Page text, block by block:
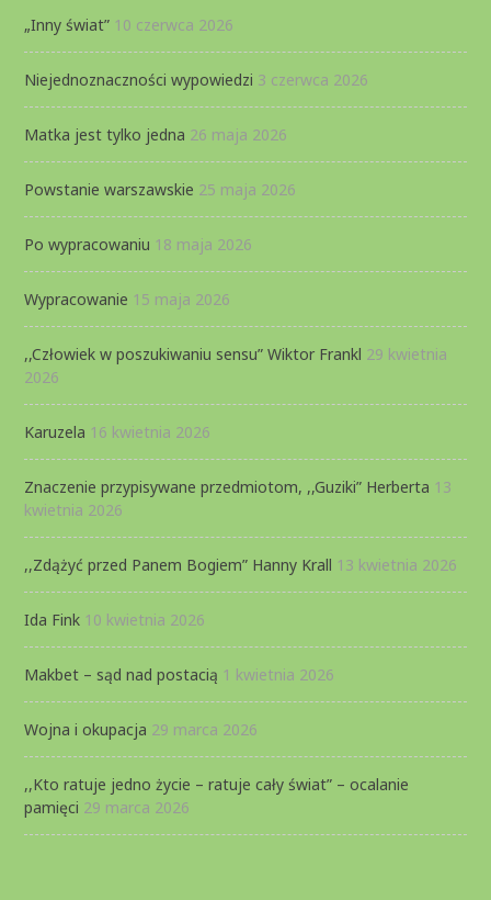
„Inny świat” 10 czerwca 2026
Niejednoznaczności wypowiedzi 3 czerwca 2026
Matka jest tylko jedna 26 maja 2026
Powstanie warszawskie 25 maja 2026
Po wypracowaniu 18 maja 2026
Wypracowanie 15 maja 2026
,,Człowiek w poszukiwaniu sensu” Wiktor Frankl 29 kwietnia
2026
Karuzela 16 kwietnia 2026
Znaczenie przypisywane przedmiotom, ,,Guziki” Herberta 13
kwietnia 2026
,,Zdążyć przed Panem Bogiem” Hanny Krall 13 kwietnia 2026
Ida Fink 10 kwietnia 2026
Makbet – sąd nad postacią 1 kwietnia 2026
Wojna i okupacja 29 marca 2026
,,Kto ratuje jedno życie – ratuje cały świat” – ocalanie
pamięci 29 marca 2026